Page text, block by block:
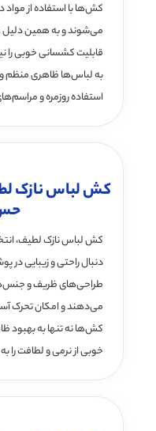
کش‌ها با استفاده از
می‌شوند و به همین دلیل
قابلیت کشسانی خوبی را
به لباس‌ها ظاهری منظم
استفاده روزمره و
کش لباس نازک
کش لباس نازک لطیف،
دنبال راحتی و زیبایی
طراحی‌های ظریف و
می‌دهند و امکان تحرک
کش‌ها نه تنها به
خوبی از نرمی و لطافت را